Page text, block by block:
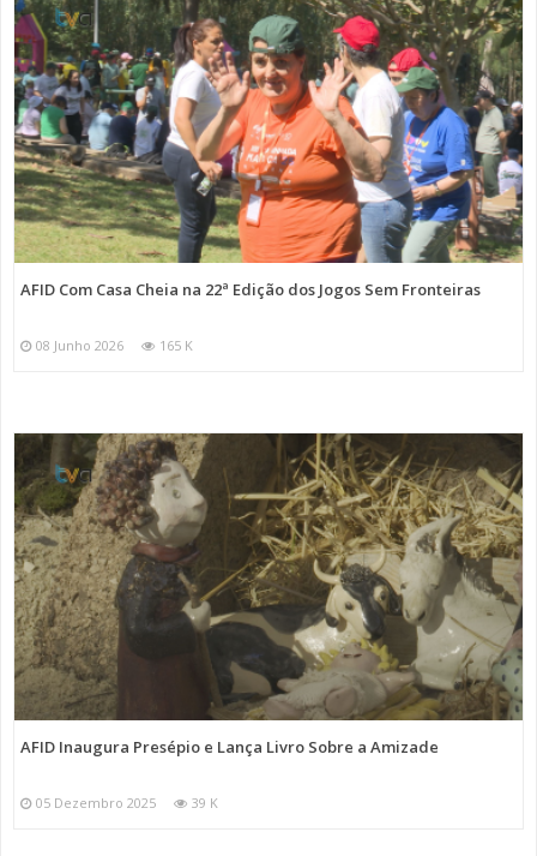
AFID Com Casa Cheia na 22ª Edição dos Jogos Sem Fronteiras
08 Junho 2026 165 K
AFID Inaugura Presépio e Lança Livro Sobre a Amizade
05 Dezembro 2025 39 K